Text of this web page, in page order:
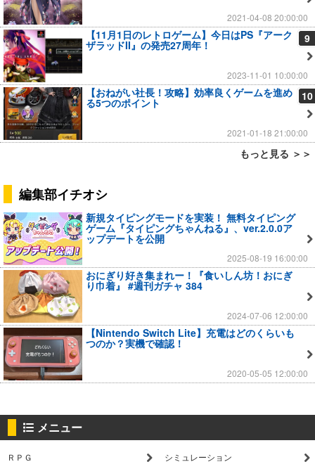
2021-04-08 20:00:00
9
【11月1日のレトロゲーム】今日はPS『アーク
ザラッドII』の発売27周年！
2023-11-01 10:00:00
10
【おねがい社長！攻略】効率良くゲームを進め
る5つのポイント
2021-01-18 21:00:00
もっと見る ＞＞
編集部イチオシ
新規タイピングモードを実装！ 無料タイピング
ゲーム『タイピングちゃんねる』、ver.2.0.0ア
ップデートを公開
2025-08-19 16:00:00
おにぎり好き集まれー！『食いしん坊！おにぎ
り巾着』 #週刊ガチャ 384
2024-07-06 12:00:00
【Nintendo Switch Lite】充電はどのくらいも
つのか？実機で確認！
2020-05-05 12:00:00
メニュー
ＲＰＧ シミュレーション